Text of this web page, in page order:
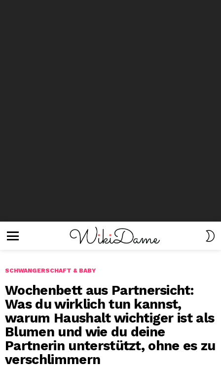
SCHWANGERSCHAFT & BABY
Wochenbett aus Partnersicht:
Was du wirklich tun kannst,
warum Haushalt wichtiger ist als
Blumen und wie du deine
Partnerin unterstützt, ohne es zu
verschlimmern